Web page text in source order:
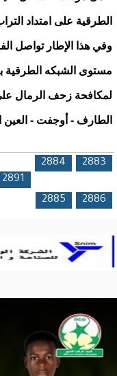
الطرقية على امتداد
وفي هذا الإطار تواصل
مستوى الشبكه الطرقية
لمكافحة زحف الرمال
الطارف - أوجفت - العين
الصفحات
2883
2884
2885 2886
2891